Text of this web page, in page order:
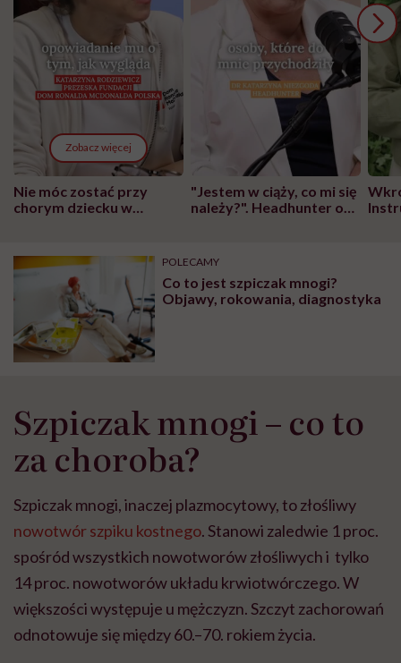
Zobacz więcej
Nie móc zostać przy
chorym dziecku w
może chyba tylko
głupota i brak
wyobraźni"
"Jestem w ciąży, co mi się
należy?". Headhunter o
pracy
POLECAMY
Co to jest szpiczak mnogi?
Objawy, rokowania, diagnostyka
Szpiczak mnogi – co to
za choroba?
Szpiczak mnogi, inaczej plazmocytowy, to złośliwy
nowotwór szpiku kostnego. Stanowi zaledwie 1 proc.
spośród wszystkich nowotworów złośliwych i tylko
14 proc. nowotworów układu krwiotwórczego. W
większości występuje u mężczyzn. Szczyt zachorowań
odnotowuje się między 60.–70. rokiem życia.